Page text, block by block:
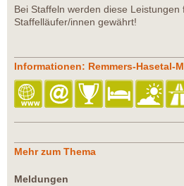
Bei Staffeln werden diese Leistungen
Staffelläufer/innen gewährt!
Informationen: Remmers-Hasetal-
Mehr zum Thema
Meldungen